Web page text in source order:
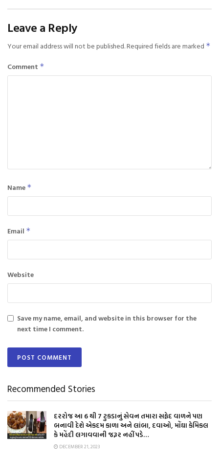
Leave a Reply
Your email address will not be published.Required fields are marked *
Comment *
Name *
Email *
Website
Save my name, email, and website in this browser for the
next time I comment.
Recommended Stories
દરરોજ આ 6 થી 7 ટુકડાનું સેવન તમારા સફેદ વાળને પણ
બનાવી દેશે એકદમ કાળા અને લાંબા, દવાઓ, મોંઘા કેમિકલ
કે મહેંદી લગાવવાની જરૂર નહીં પડે…
DECEMBER 21, 2023